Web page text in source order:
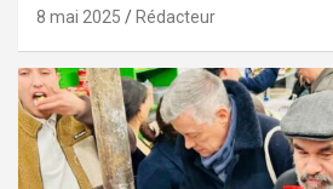
8 mai 2025 Rédacteur